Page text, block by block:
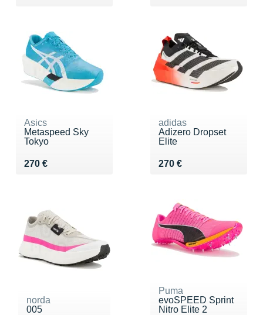
Asics
Metaspeed Sky
Tokyo
270 €
Vendu 270 €
adidas
Adizero Dropset
Elite
270 €
Vendu 270 €
norda
005
Puma
evoSPEED Sprint
Nitro Elite 2